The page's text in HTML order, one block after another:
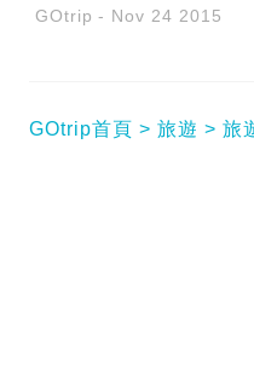
GOtrip Nov 24 2015
GOtrip首頁 旅遊 旅